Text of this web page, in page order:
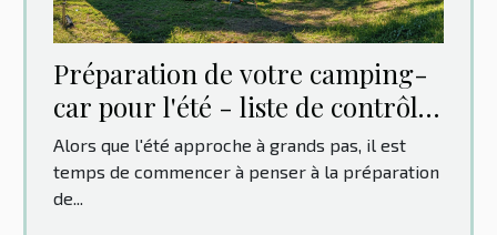
Préparation de votre camping-
car pour l'été - liste de contrôle
pour un voyage sans souci
Alors que l'été approche à grands pas, il est
temps de commencer à penser à la préparation
de...